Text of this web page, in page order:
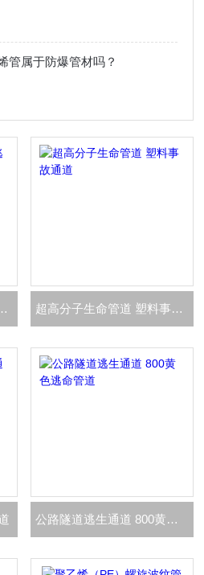
管属于防爆管材吗？
全施工逃命管道 超高分子生命管道 塑料事故通道
公路隧道逃生通道 800黄色逃命管道